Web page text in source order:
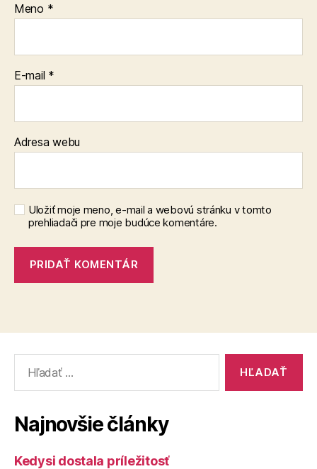
Meno *
E-mail *
Adresa webu
Uložiť moje meno, e-mail a webovú stránku v tomto
prehliadači pre moje budúce komentáre.
Najnovšie články
Kedysi dostala príležitosť